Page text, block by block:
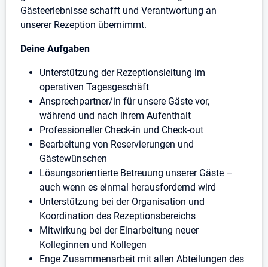
Gästeerlebnisse schafft und Verantwortung an
unserer Rezeption übernimmt.
Deine Aufgaben
Unterstützung der Rezeptionsleitung im
operativen Tagesgeschäft
Ansprechpartner/in für unsere Gäste vor,
während und nach ihrem Aufenthalt
Professioneller Check-in und Check-out
Bearbeitung von Reservierungen und
Gästewünschen
Lösungsorientierte Betreuung unserer Gäste –
auch wenn es einmal herausfordernd wird
Unterstützung bei der Organisation und
Koordination des Rezeptionsbereichs
Mitwirkung bei der Einarbeitung neuer
Kolleginnen und Kollegen
Enge Zusammenarbeit mit allen Abteilungen des